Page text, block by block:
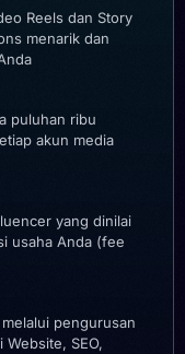
Reels dan Story
menarik dan
puluhan ribu
akun media
yang dinilai
usaha Anda (fee
pengurusan
SEO,